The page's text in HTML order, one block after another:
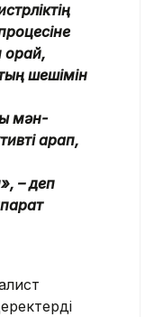
орай,
шешімін
мән-
қарап,
– деп